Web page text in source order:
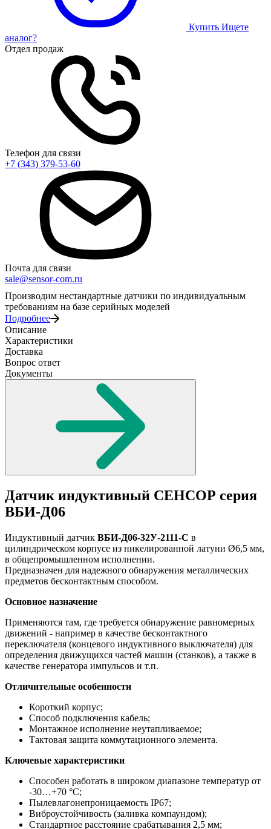
Купить Ищете
аналог?
Отдел продаж
Телефон для связи
+7 (343) 379-53-60
Почта для связи
sale@sensor-com.ru
Производим нестандартные датчики по индивидуальным
требованиям на базе серийных моделей
Подробнее
Описание
Характеристики
Доставка
Вопрос ответ
Документы
Датчик индуктивный СЕНСОР серия
ВБИ-Д06
Индуктивный датчик ВБИ-Д06-32У-2111-С в
цилиндрическом корпусе из никелированной латуни Ø6,5 мм,
в общепромышленном исполнении.
Предназначен для надежного обнаружения металлических
предметов бесконтактным способом.
Основное назначение
Применяются там, где требуется обнаружение равномерных
движений - например в качестве бесконтактного
переключателя (концевого индуктивного выключателя) для
определения движущихся частей машин (станков), а также в
качестве генератора импульсов и т.п.
Отличительные особенности
Короткий корпус;
Способ подключения кабель;
Монтажное исполнение неутапливаемое;
Тактовая защита коммутационного элемента.
Ключевые характеристики
Способен работать в широком диапазоне температур от
-30…+70 °С;
Пылевлагонепроницаемость IP67;
Виброустойчивость (заливка компаундом);
Стандартное расстояние срабатывания 2,5 мм;